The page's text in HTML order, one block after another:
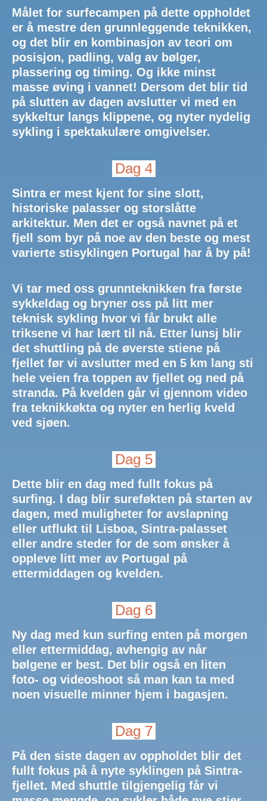
Målet for surfecampen på dette oppholdet
er å mestre den grunnleggende teknikken,
og det blir en kombinasjon av teori om
posisjon, padling, valg av bølger,
plassering og timing. Og ikke minst
masse øving i vannet! Dersom det blir tid
på slutten av dagen avslutter vi med en
sykkeltur langs klippene, og nyter nydelig
sykling i spektakulære omgivelser.
Dag 4
Sintra er mest kjent for sine slott,
historiske palasser og storslåtte
arkitektur. Men det er også navnet på et
fjell som byr på noe av den beste og mest
varierte stisyklingen Portugal har å by på!
Vi tar med oss grunnteknikken fra første
sykkeldag og bryner oss på litt mer
teknisk sykling hvor vi får brukt alle
triksene vi har lært til nå. Etter lunsj blir
det shuttling på de øverste stiene på
fjellet før vi avslutter med en 5 km lang sti
hele veien fra toppen av fjellet og ned på
stranda. På kvelden går vi gjennom video
fra teknikkøkta og nyter en herlig kveld
ved sjøen.
Dag 5
Dette blir en dag med fullt fokus på
surfing. I dag blir sureføkten på starten av
dagen, med muligheter for avslapning
eller utflukt til Lisboa, Sintra-palasset
eller andre steder for de som ønsker å
oppleve litt mer av Portugal på
ettermiddagen og kvelden.
Dag 6
Ny dag med kun surfing enten på morgen
eller ettermiddag, avhengig av når
bølgene er best. Det blir også en liten
foto- og videoshoot så man kan ta med
noen visuelle minner hjem i bagasjen.
Dag 7
På den siste dagen av oppholdet blir det
fullt fokus på å nyte syklingen på Sintra-
fjellet. Med shuttle tilgjengelig får vi